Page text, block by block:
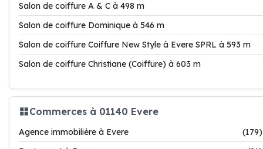
Salon de coiffure A & C à 498 m
Salon de coiffure Dominique à 546 m
Salon de coiffure Coiffure New Style à Evere SPRL à 593 m
Salon de coiffure Christiane (Coiffure) à 603 m
Commerces à 01140 Evere
Agence immobilière à Evere
(179)